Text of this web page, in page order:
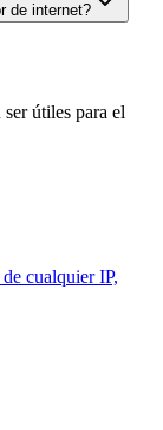
de internet?
ser útiles para el
cualquier IP,